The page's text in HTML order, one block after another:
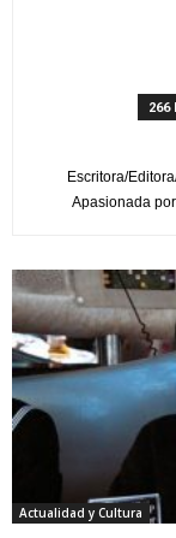
266
Escritora/
Apasionada
Actualidad y Cultura